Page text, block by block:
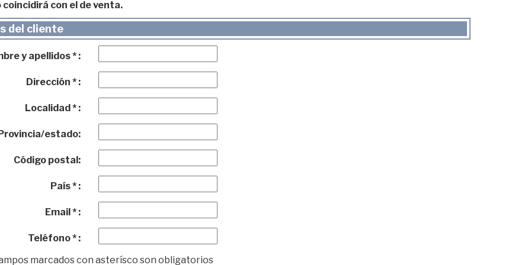
coincidirá con el de venta.
del cliente
y apellidos * :
Dirección * :
Localidad * :
estado:
Código postal:
País * :
Email * :
Teléfono * :
marcados con asterísco son obligatorios